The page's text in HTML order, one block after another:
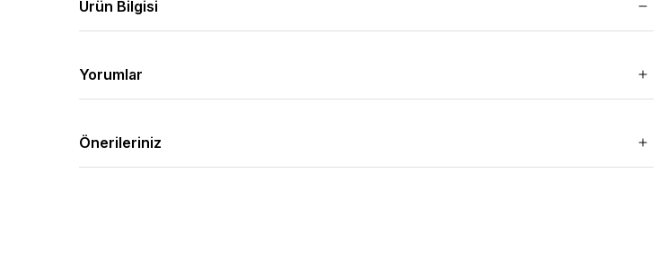
Ürün Bilgisi
Yorumlar
Önerileriniz